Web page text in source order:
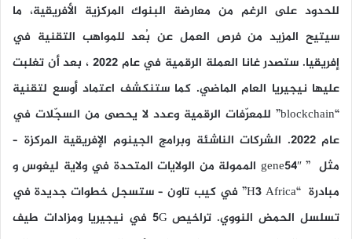
للحدود على الرغم من معارضة البنوك المركزية الأفريقية، ما
سيتيح المزيد من فرص العمل عن بُعد للمواهب التقنية في
إفريقيا. ستصدر غانا العملة الرقمية في عام 2022 ، بعد أن تغلبت
عليها نيجيريا العام الماضي. كما ستنكشف اعتماد أوسع لتقنية
“blockchain” للمعرّفات الرقمية وعدد لا يحصى من السجّلات في
عام 2022. الشركات الناشئة وبرامج الجينوم الإفريقية المركزة –
مثل ” gene54″ الممولة من الولايات المتحدة في ولاية ليغوس و
مبادرة “H3 Africa” في كيب تاون – ستسجل خطوات جديدة في
تسلسل الحمض النووي. تراخيص 5G في نيجيريا ومزادات طيف